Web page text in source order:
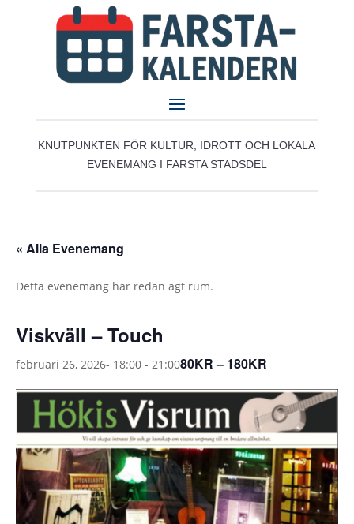
KNUTPUNKTEN FÖR KULTUR, IDROTT OCH LOKALA
EVENEMANG I FARSTA STADSDEL
« Alla Evenemang
Detta evenemang har redan ägt rum.
Viskväll – Touch
februari 26, 2026- 18:00 - 21:0080KR – 180KR